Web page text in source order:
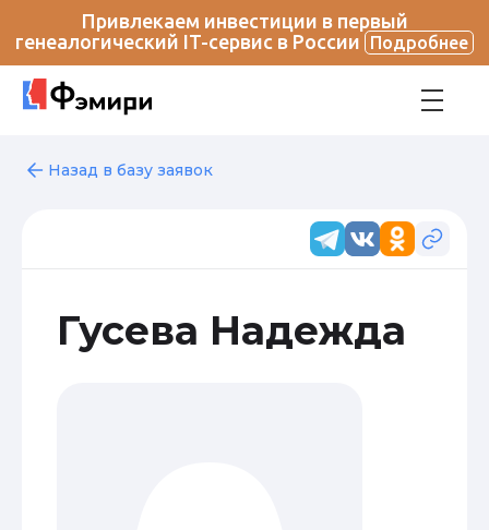
Привлекаем инвестиции в первый
генеалогический IT-сервис в России
Подробнее
Назад в базу заявок
Гусева Надежда